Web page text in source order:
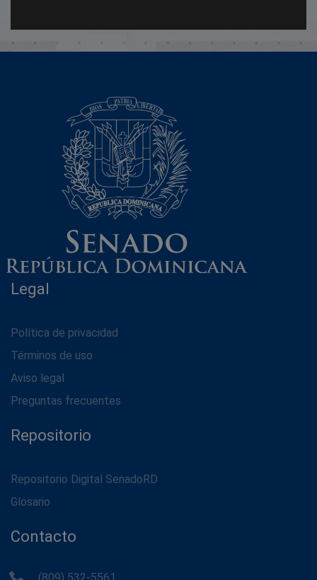
Legal
Política de privacidad
Términos de uso
Aviso legal
Preguntas frecuentes
Repositorio
Repositorio Digital SenadoRD
Glosario
Contacto